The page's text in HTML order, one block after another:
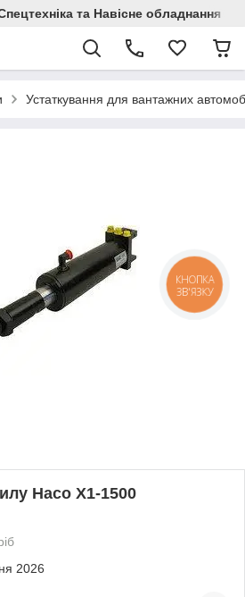
та Навісне обладнання
Устаткування для вантажних
Haco X1-1500
2026
КНОПКА
ЗВ'ЯЗКУ